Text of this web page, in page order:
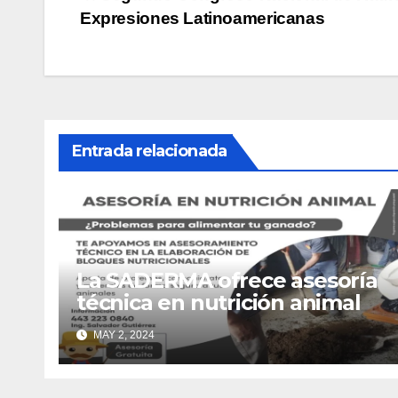
de
entradas
Expresiones Latinoamericanas
Entrada relacionada
La SADERMA ofrece asesoría
técnica en nutrición animal
MAY 2, 2024